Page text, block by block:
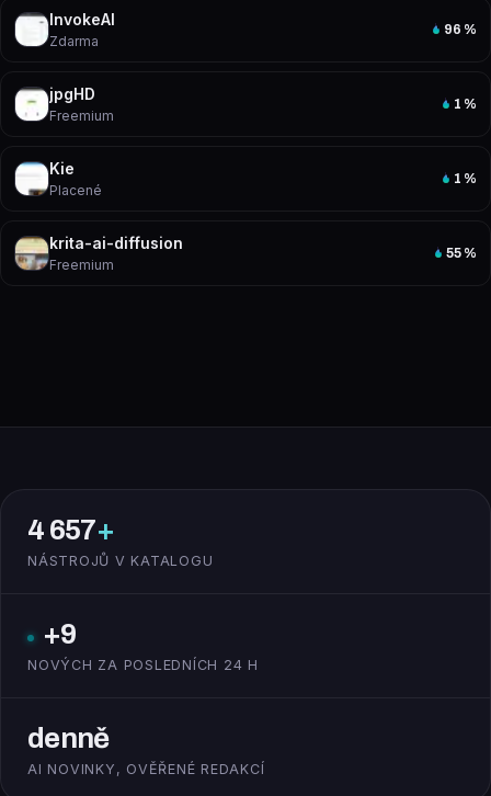
InvokeAI
Zdarma
96 %
jpgHD
Freemium
1 %
Kie
Placené
1 %
krita-ai-diffusion
Freemium
55 %
4 657+
NÁSTROJŮ V KATALOGU
+9
NOVÝCH ZA POSLEDNÍCH 24 H
denně
AI NOVINKY, OVĚŘENÉ REDAKCÍ